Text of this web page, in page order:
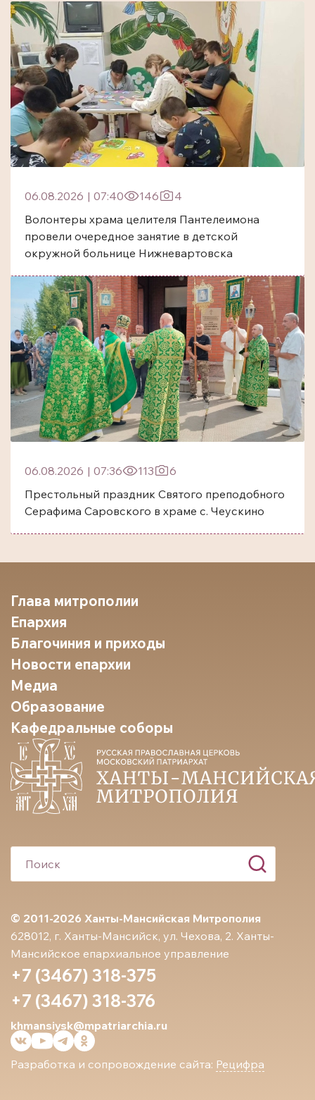
06.08.2026 | 07:40 146
4
Волонтеры храма целителя Пантелеимона
провели очередное занятие в детской
окружной больнице Нижневартовска
06.08.2026 | 07:36 113
6
Престольный праздник Святого преподобного
Серафима Саровского в храме с. Чеускино
© 2011-2026 Ханты-Мансийская Митрополия
628012, г. Ханты-Мансийск, ул. Чехова, 2. Ханты-
Мансийское епархиальное управление
+7 (3467) 318-375
+7 (3467) 318-376
khmansiysk@mpatriarchia.ru
Разработка и сопровождение сайта: Рецифра
Глава митрополии
Епархия
Благочиния и приходы
Новости епархии
Медиа
Образование
Кафедральные соборы